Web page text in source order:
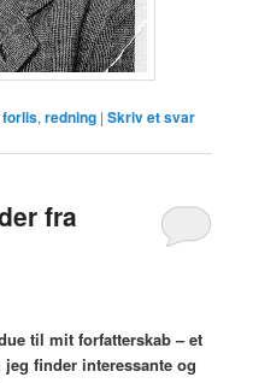
forlis,redning |Skriv et svar
fra
til mit forfatterskab – et
finder interessante og